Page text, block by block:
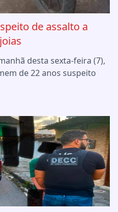
de assalto a
desta sexta-feira (7),
de 22 anos suspeito